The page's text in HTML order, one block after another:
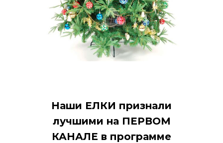
Наши ЕЛКИ признали
лучшими на ПЕРВОМ
КАНАЛЕ в программе